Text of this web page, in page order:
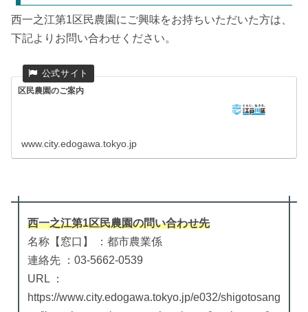
西一之江第1区民農園にご興味をお持ちいただいた方は、
下記よりお問い合わせください。
区民農園のご案内
www.city.edogawa.tokyo.jp
西一之江第1区民農園の問い合わせ先
名称【窓口】 ：都市農業係
連絡先 ：03-5662-0539
URL ：
https://www.city.edogawa.tokyo.jp/e032/shigotosang